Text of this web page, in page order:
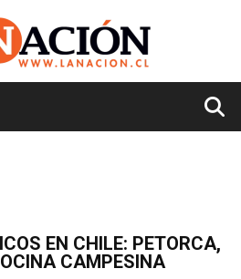
EN CHILE: PETORCA,
CAMPESINA